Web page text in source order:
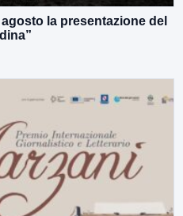
la presentazione del